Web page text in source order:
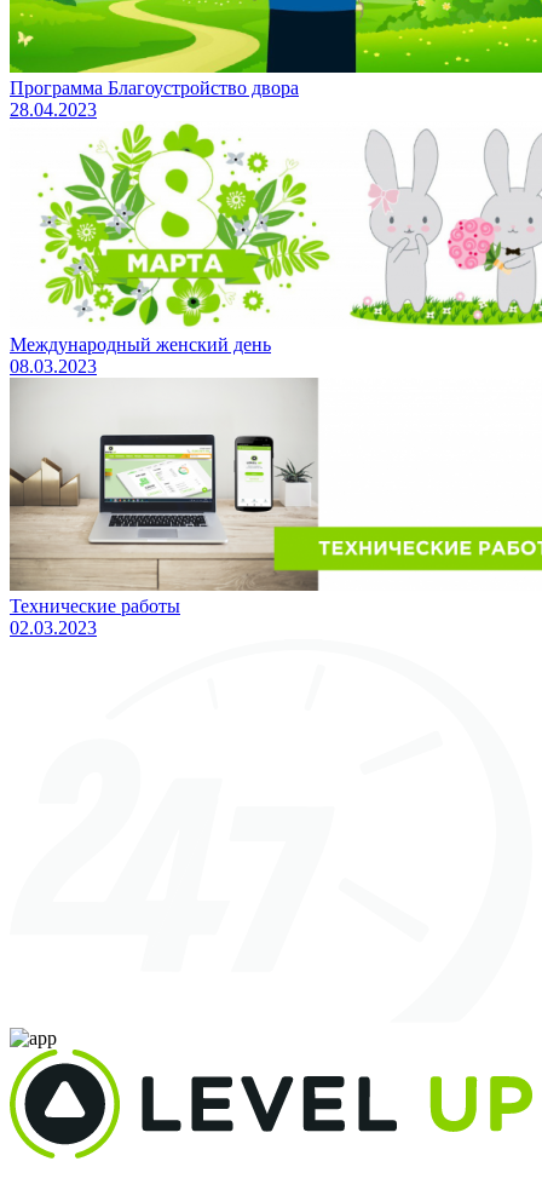
Программа Благоустройство двора
28.04.2023
Международный женский день
08.03.2023
Технические работы
02.03.2023